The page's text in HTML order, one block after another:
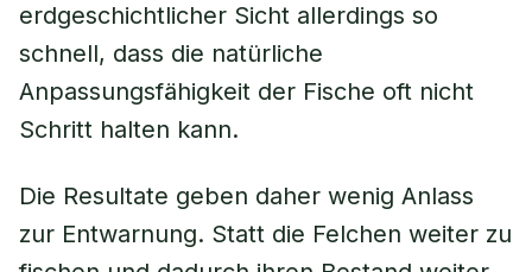
erdgeschichtlicher Sicht allerdings so
schnell, dass die natürliche
Anpassungsfähigkeit der Fische oft nicht
Schritt halten kann.
Die Resultate geben daher wenig Anlass
zur Entwarnung. Statt die Felchen weiter zu